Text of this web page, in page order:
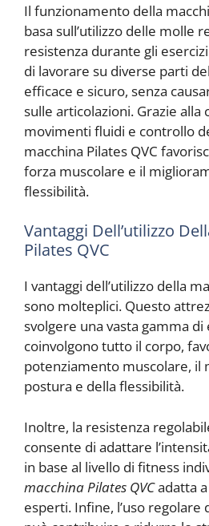
Il funzionamento della
basa sull’utilizzo delle molle
resistenza durante gli
di lavorare su diverse parti
efficace e sicuro, senza
sulle articolazioni. Grazie alla
movimenti fluidi e controllo
macchina Pilates QVC
forza muscolare e il
flessibilità.
Vantaggi Dell’utilizzo
Pilates QVC
I vantaggi dell’utilizzo della
sono molteplici. Questo
svolgere una vasta gamma di
coinvolgono tutto il corpo,
potenziamento muscolare, il
postura e della flessibilità.
Inoltre, la resistenza
consente di adattare
in base al livello di fitness
macchina Pilates QVCadatta
esperti. Infine, l’uso regolare